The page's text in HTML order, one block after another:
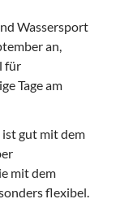
Wassersport
an,
für
Tage am
ist gut mit dem
mit dem
flexibel.